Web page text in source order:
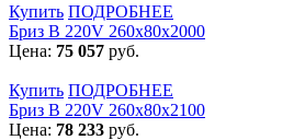
Купить ПОДРОБНЕЕ
Бриз В 220V 260x80x2000
Цена: 75 057 руб.
Купить ПОДРОБНЕЕ
Бриз В 220V 260x80x2100
Цена: 78 233 руб.